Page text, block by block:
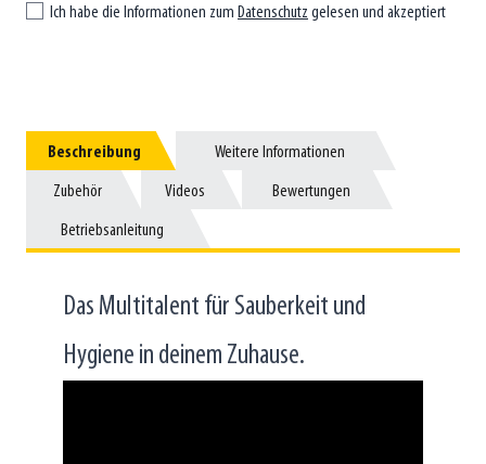
Ich habe die Informationen zum Datenschutz gelesen und akzeptiert
Beschreibung
Beschreibung Weitere Informationen
Weitere Informationen
Zubehör
Zubehör Videos
Videos Bewertungen
Bewertungen
Betriebsanleitung
Betriebsanleitung
Das Multitalent für Sauberkeit und
Hygiene in deinem Zuhause.